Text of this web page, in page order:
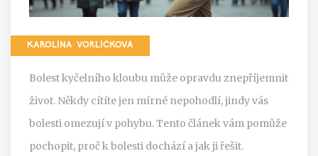
KAROLÍNA VORLÍČKOVÁ
Bolest kyčelního kloubu může opravdu znepříjemnit
život. Někdy cítíte jen mírné nepohodlí, jindy vás
bolesti omezují v pohybu. Tento článek vám pomůže
pochopit, proč k bolesti dochází a jak ji řešit.